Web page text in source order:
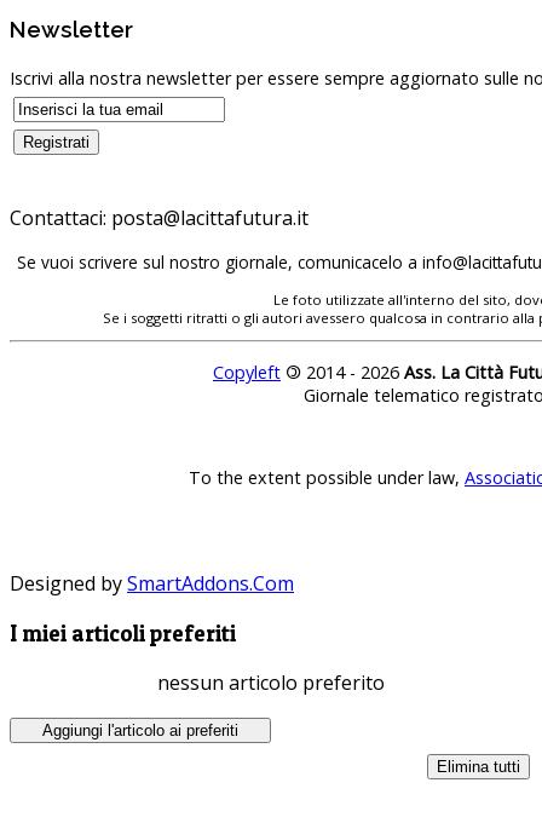
Newsletter
Iscrivi alla nostra newsletter per essere sempre aggiornato sulle
Contattaci: posta@lacittafutura.it
Se vuoi scrivere sul nostro giornale, comunicacelo a
Le foto utilizzate all'interno del sito,
Se i soggetti ritratti o gli autori avessero qualcosa in contrario
Copyleft © 2014 - 2026 Ass. La Città
Giornale telematico
To the extent possible under law,
Designed bySmartAddons.Com
I miei articoli preferiti
nessun articolo preferito